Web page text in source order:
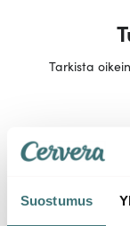
Suostumus
Tarkista